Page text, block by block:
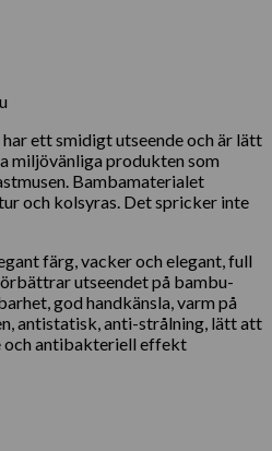
ett smidigt utseende och är lätt
miljövänliga produkten som
Bambamaterialet
och kolsyras. Det spricker inte
färg, vacker och elegant, full
utseendet på bambu-
god handkänsla, varm på
antistatisk, anti-strålning, lätt att
och antibakteriell effekt